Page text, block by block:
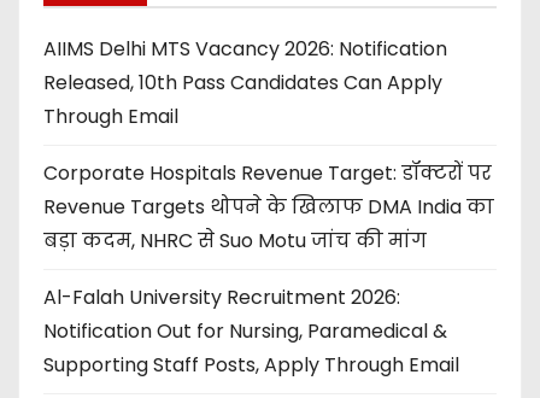
AIIMS Delhi MTS Vacancy 2026: Notification
Released, 10th Pass Candidates Can Apply
Through Email
Corporate Hospitals Revenue Target: डॉक्टरों पर
Revenue Targets थोपने के खिलाफ DMA India का
बड़ा कदम, NHRC से Suo Motu जांच की मांग
Al-Falah University Recruitment 2026:
Notification Out for Nursing, Paramedical &
Supporting Staff Posts, Apply Through Email